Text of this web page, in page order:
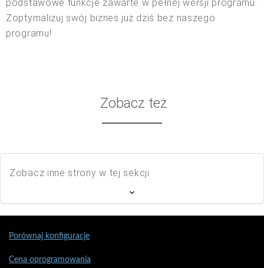
podstawowe funkcje zawarte w pełnej wersji programu.
Zoptymalizuj swój biznes już dziś bez naszego
programu!
Zobacz też
Zobacz inne strony w tej sekcji
Porównaj konfiguracje
Cena oprogramowania